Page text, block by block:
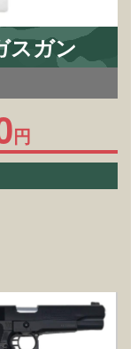
スガン
円